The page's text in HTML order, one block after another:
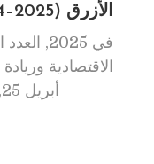
الأزرق (2025–2024)
في 2025
, العدد
الاقتصادية
أبريل 25, 2025